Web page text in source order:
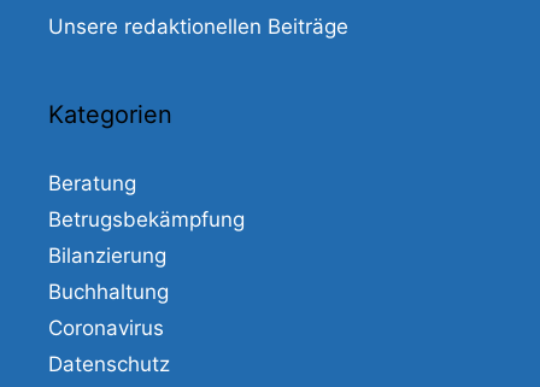
Unsere redaktionellen Beiträge
Kategorien
Beratung
Betrugsbekämpfung
Bilanzierung
Buchhaltung
Coronavirus
Datenschutz